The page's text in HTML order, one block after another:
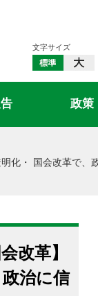
文字サイズ
政策
化・ 国会改革で
改革】
治に信